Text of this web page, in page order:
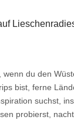
wenn du den
bist, ferne
suchst,
probierst,